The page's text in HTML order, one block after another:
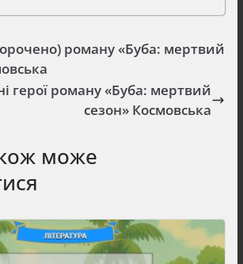
роману «Буба: мертвий
герої роману «Буба: мертвий
сезон» Космовська
може